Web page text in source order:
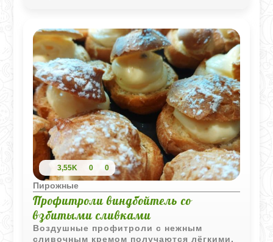
3,55K 0 0
Пирожные
Профитроли виндбойтель со
взбитыми сливками
Воздушные профитроли с нежным
сливочным кремом получаются лёгкими,